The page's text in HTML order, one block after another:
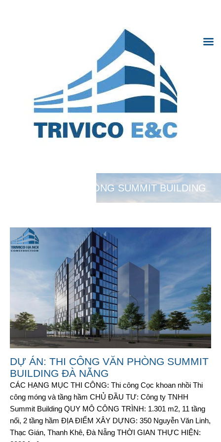
Trivico Hà Nội
TRANG CHỦ
GIỚI THIỆU
DỰ ÁN
TIN TỨC
TUYỂN DỤNG
LIÊN HỆ
VĂN PHÒNG SUMMIT BUILDING
DỰ ÁN: THI CÔNG VĂN PHÒNG SUMMIT
BUILDING ĐÀ NẴNG
CÁC HẠNG MỤC THI CÔNG: Thi công Cọc khoan nhồi Thi
công móng và tầng hầm CHỦ ĐẦU TƯ: Công ty TNHH
Summit Building QUY MÔ CÔNG TRÌNH: 1.301 m2, 11 tầng
nổi, 2 tầng hầm ĐỊA ĐIỂM XÂY DỰNG: 350 Nguyễn Văn Linh,
Thạc Gián, Thanh Khê, Đà Nẵng THỜI GIAN THỰC HIỆN: